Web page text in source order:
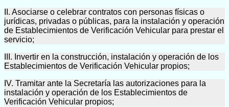
II. Asociarse o celebrar contratos con personas físicas o
jurídicas, privadas o públicas, para la instalación y operación
de Establecimientos de Verificación Vehicular para prestar el
servicio;
III. Invertir en la construcción, instalación y operación de los
Establecimientos de Verificación Vehicular propios;
IV. Tramitar ante la Secretaría las autorizaciones para la
instalación y operación de los Establecimientos de
Verificación Vehicular propios;